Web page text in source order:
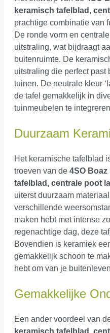
keramisch tafelblad,
prachtige combinatie van
De ronde vorm en
uitstraling, wat bijdraagt
buitenruimte. De
uitstraling die perfect
tuinen. De neutrale kleur
de tafel gemakkelijk in
tuinmeubelen te
Duurzaam
Het keramische tafelblad
troeven van de 4SO
tafelblad, centrale poot
uiterst duurzaam
verschillende
maken hebt met intense
regenachtige dag, deze
Bovendien is keramiek
gemakkelijk schoon te
hebt om van je
Gemakkelijke
Een ander voordeel van